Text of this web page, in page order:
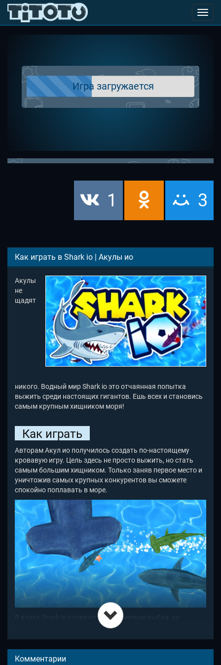
Игра загружается
1 3
Как играть в Shark io | Акулы ио
Акулы
не
щадят
никого. Водный мир Shark io это отчаянная попытка
выжить среди настоящих гигантов. Ешь всех и становись
самым крупным хищником моря!
Как играть
Авторам Акул ио получилось создать по-настоящему
кровавую игру. Цель здесь не просто выжить, но стать
самым большим хищником. Только заняв первое место и
уничтожив самых крупных конкурентов вы сможете
спокойно поплавать в море.
плавают совсем мелкие рыбки, на
которых вы можете набрать первоначальную массу.
здоровее, то откроется сезон охоты на серьезных
Комментарии